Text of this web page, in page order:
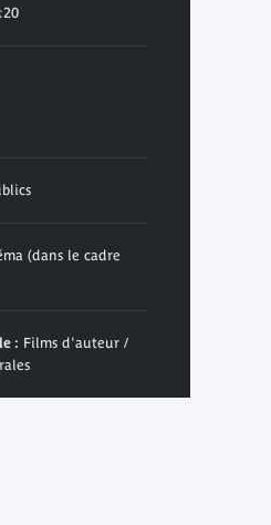
(dans le cadre
: Films d'auteur /